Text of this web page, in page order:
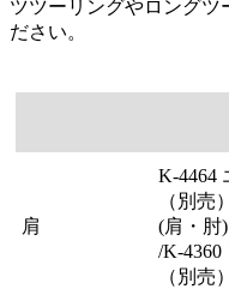
ツツーリングやロングツ
ださい。
肩
K-4464
（別売
(肩・肘)
/K-4360
（別売）